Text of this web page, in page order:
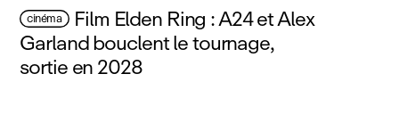
cinéma Film Elden Ring : A24 et Alex
Garland bouclent le tournage,
sortie en 2028